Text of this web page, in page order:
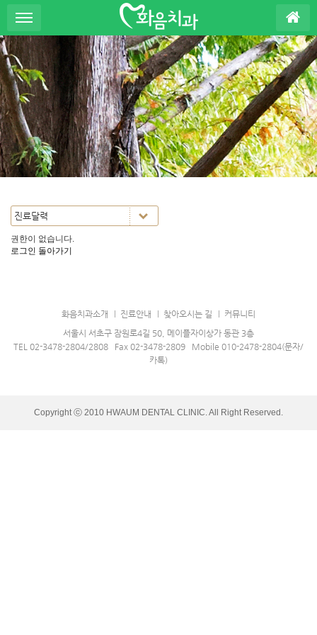
S
u
b
P
o
m
o
t
i
권한이 없습니다.
로그인 돌아가기
화음치과소개 진료안내 찾아오시는 길
커뮤니티
서울시 서초구 잠원로4길 50, 메이플자이상가 동관 3층
TEL 02-3478-2804/2808 Fax 02-3478-2809 Mobile 010-2478-2804(문자/
카톡)
Copyright ⓒ 2010 HWAUM DENTAL CLINIC. All Right Reserved.